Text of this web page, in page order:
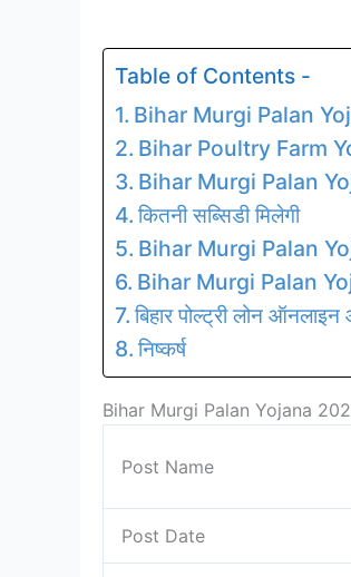
Table of Contents -
Bihar Murgi Palan
Bihar Poultry Farm
Bihar Murgi Palan
कितनी सब्सिडी मिलेगी
Bihar Murgi Palan
Bihar Murgi Palan
बिहार पोल्ट्री लोन
निष्कर्ष
Bihar Murgi Palan Yojana
Post Name
Post Date